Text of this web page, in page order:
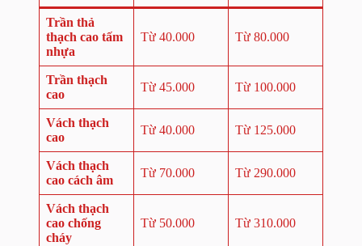
Trần thả
thạch cao tấm
nhựa
Từ 40.000 Từ 80.000
Trần thạch
cao
Từ 45.000 Từ 100.000
Vách thạch
cao
Từ 40.000 Từ 125.000
Vách thạch
cao cách âm
Từ 70.000 Từ 290.000
Vách thạch
cao chống
cháy
Từ 50.000 Từ 310.000